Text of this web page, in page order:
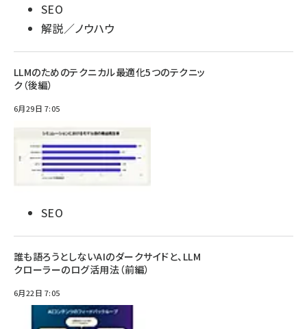
SEO
解説／ノウハウ
LLMのためのテクニカル最適化5つのテクニッ
ク（後編）
6月29日 7:05
SEO
誰も語ろうとしないAIのダークサイドと、LLM
クローラーのログ活用法（前編）
6月22日 7:05